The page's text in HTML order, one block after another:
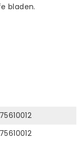
bladen.